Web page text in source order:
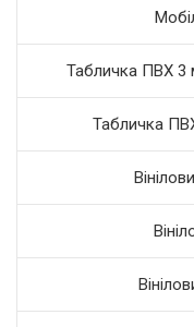
Табличка ПВХ 3
Табличка